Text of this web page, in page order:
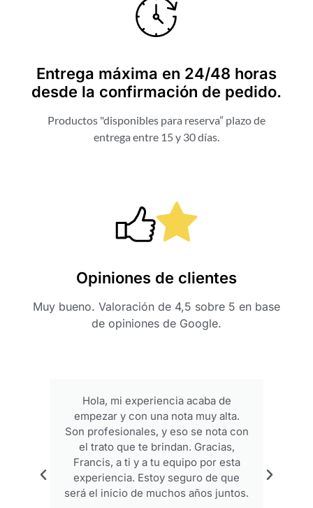
Entrega máxima en 24/48 horas
desde la confirmación de pedido.
Productos "disponibles para reserva” plazo de
entrega entre 15 y 30 días.
Opiniones de clientes
Muy bueno. Valoración de 4,5 sobre 5 en base
de opiniones de Google.
Hola, mi experiencia acaba de
empezar y con una nota muy alta.
Son profesionales, y eso se nota con
el trato que te brindan. Gracias,
Francis, a ti y a tu equipo por esta
experiencia. Estoy seguro de que
será el inicio de muchos años juntos.